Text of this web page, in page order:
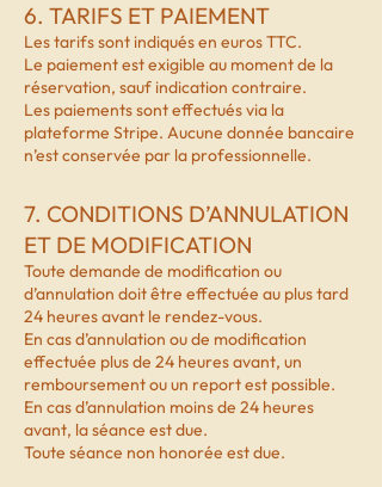
6. TARIFS ET PAIEMENT
Les tarifs sont indiqués en euros TTC.
Le paiement est exigible au moment de la
réservation, sauf indication contraire.
Les paiements sont effectués via la
plateforme Stripe. Aucune donnée bancaire
n’est conservée par la professionnelle.
7. CONDITIONS D’ANNULATION
ET DE MODIFICATION
Toute demande de modification ou
d’annulation doit être effectuée au plus tard
24 heures avant le rendez-vous.
En cas d’annulation ou de modification
effectuée plus de 24 heures avant, un
remboursement ou un report est possible.
En cas d’annulation moins de 24 heures
avant, la séance est due.
Toute séance non honorée est due.